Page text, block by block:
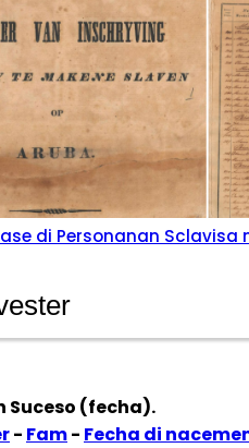
di Personanan Sclavisa
Suceso (fecha).
- Fam- Fecha di